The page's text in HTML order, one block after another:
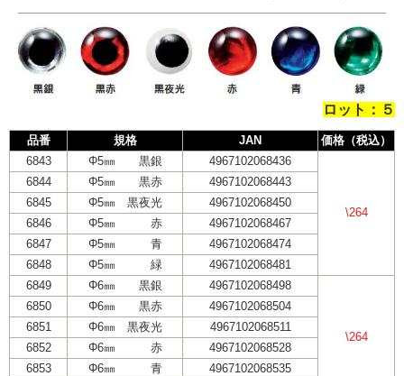
ロット：５
品番 規格 JAN
価格（税込）
6843
Φ5㎜ 黒銀 4967102068436
\264
6844 Φ5㎜ 黒赤
4967102068443
6845
Φ5㎜ 黒夜光
4967102068450
6846
Φ5㎜ 赤
4967102068467
6847
Φ5㎜ 青
4967102068474
6848
Φ5㎜ 緑
4967102068481
6849
Φ6㎜ 黒銀 4967102068498
\264
6850 Φ6㎜ 黒赤
4967102068504
6851
Φ6㎜ 黒夜光
4967102068511
6852
Φ6㎜ 赤
4967102068528
6853
Φ6㎜ 青
4967102068535